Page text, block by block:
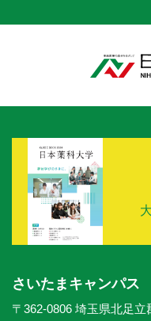
さいたまキャンパス
〒362-0806 埼玉県北足立